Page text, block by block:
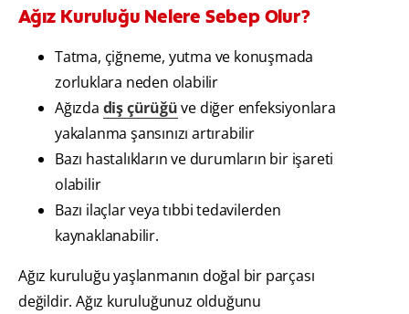
Ağız Kuruluğu Nelere Sebep Olur?
Tatma, çiğneme, yutma ve konuşmada
zorluklara neden olabilir
Ağızda diş çürüğüve diğer enfeksiyonlara
yakalanma şansınızı artırabilir
Bazı hastalıkların ve durumların bir işareti
olabilir
Bazı ilaçlar veya tıbbi tedavilerden
kaynaklanabilir.
Ağız kuruluğu yaşlanmanın doğal bir parçası
değildir. Ağız kuruluğunuz olduğunu